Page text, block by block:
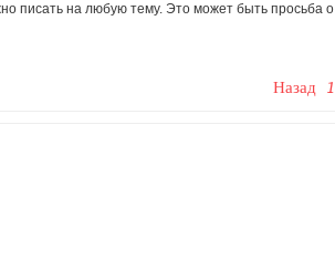
писать на любую тему. Это может быть просьба о
Назад 1